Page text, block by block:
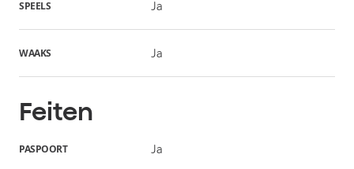
SPEELS Ja
WAAKS Ja
Feiten
PASPOORT Ja